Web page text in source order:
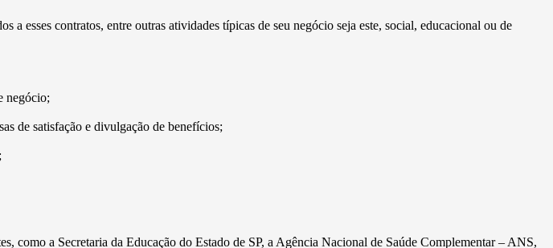
a esses contratos, entre outras atividades típicas de seu negócio seja este, social, educacional ou de
negócio;
de satisfação e divulgação de benefícios;
como a Secretaria da Educação do Estado de SP, a Agência Nacional de Saúde Complementar – ANS,